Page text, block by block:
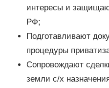
интересы и
РФ;
Подготавливают
процедуры
Сопровождают
земли с/х